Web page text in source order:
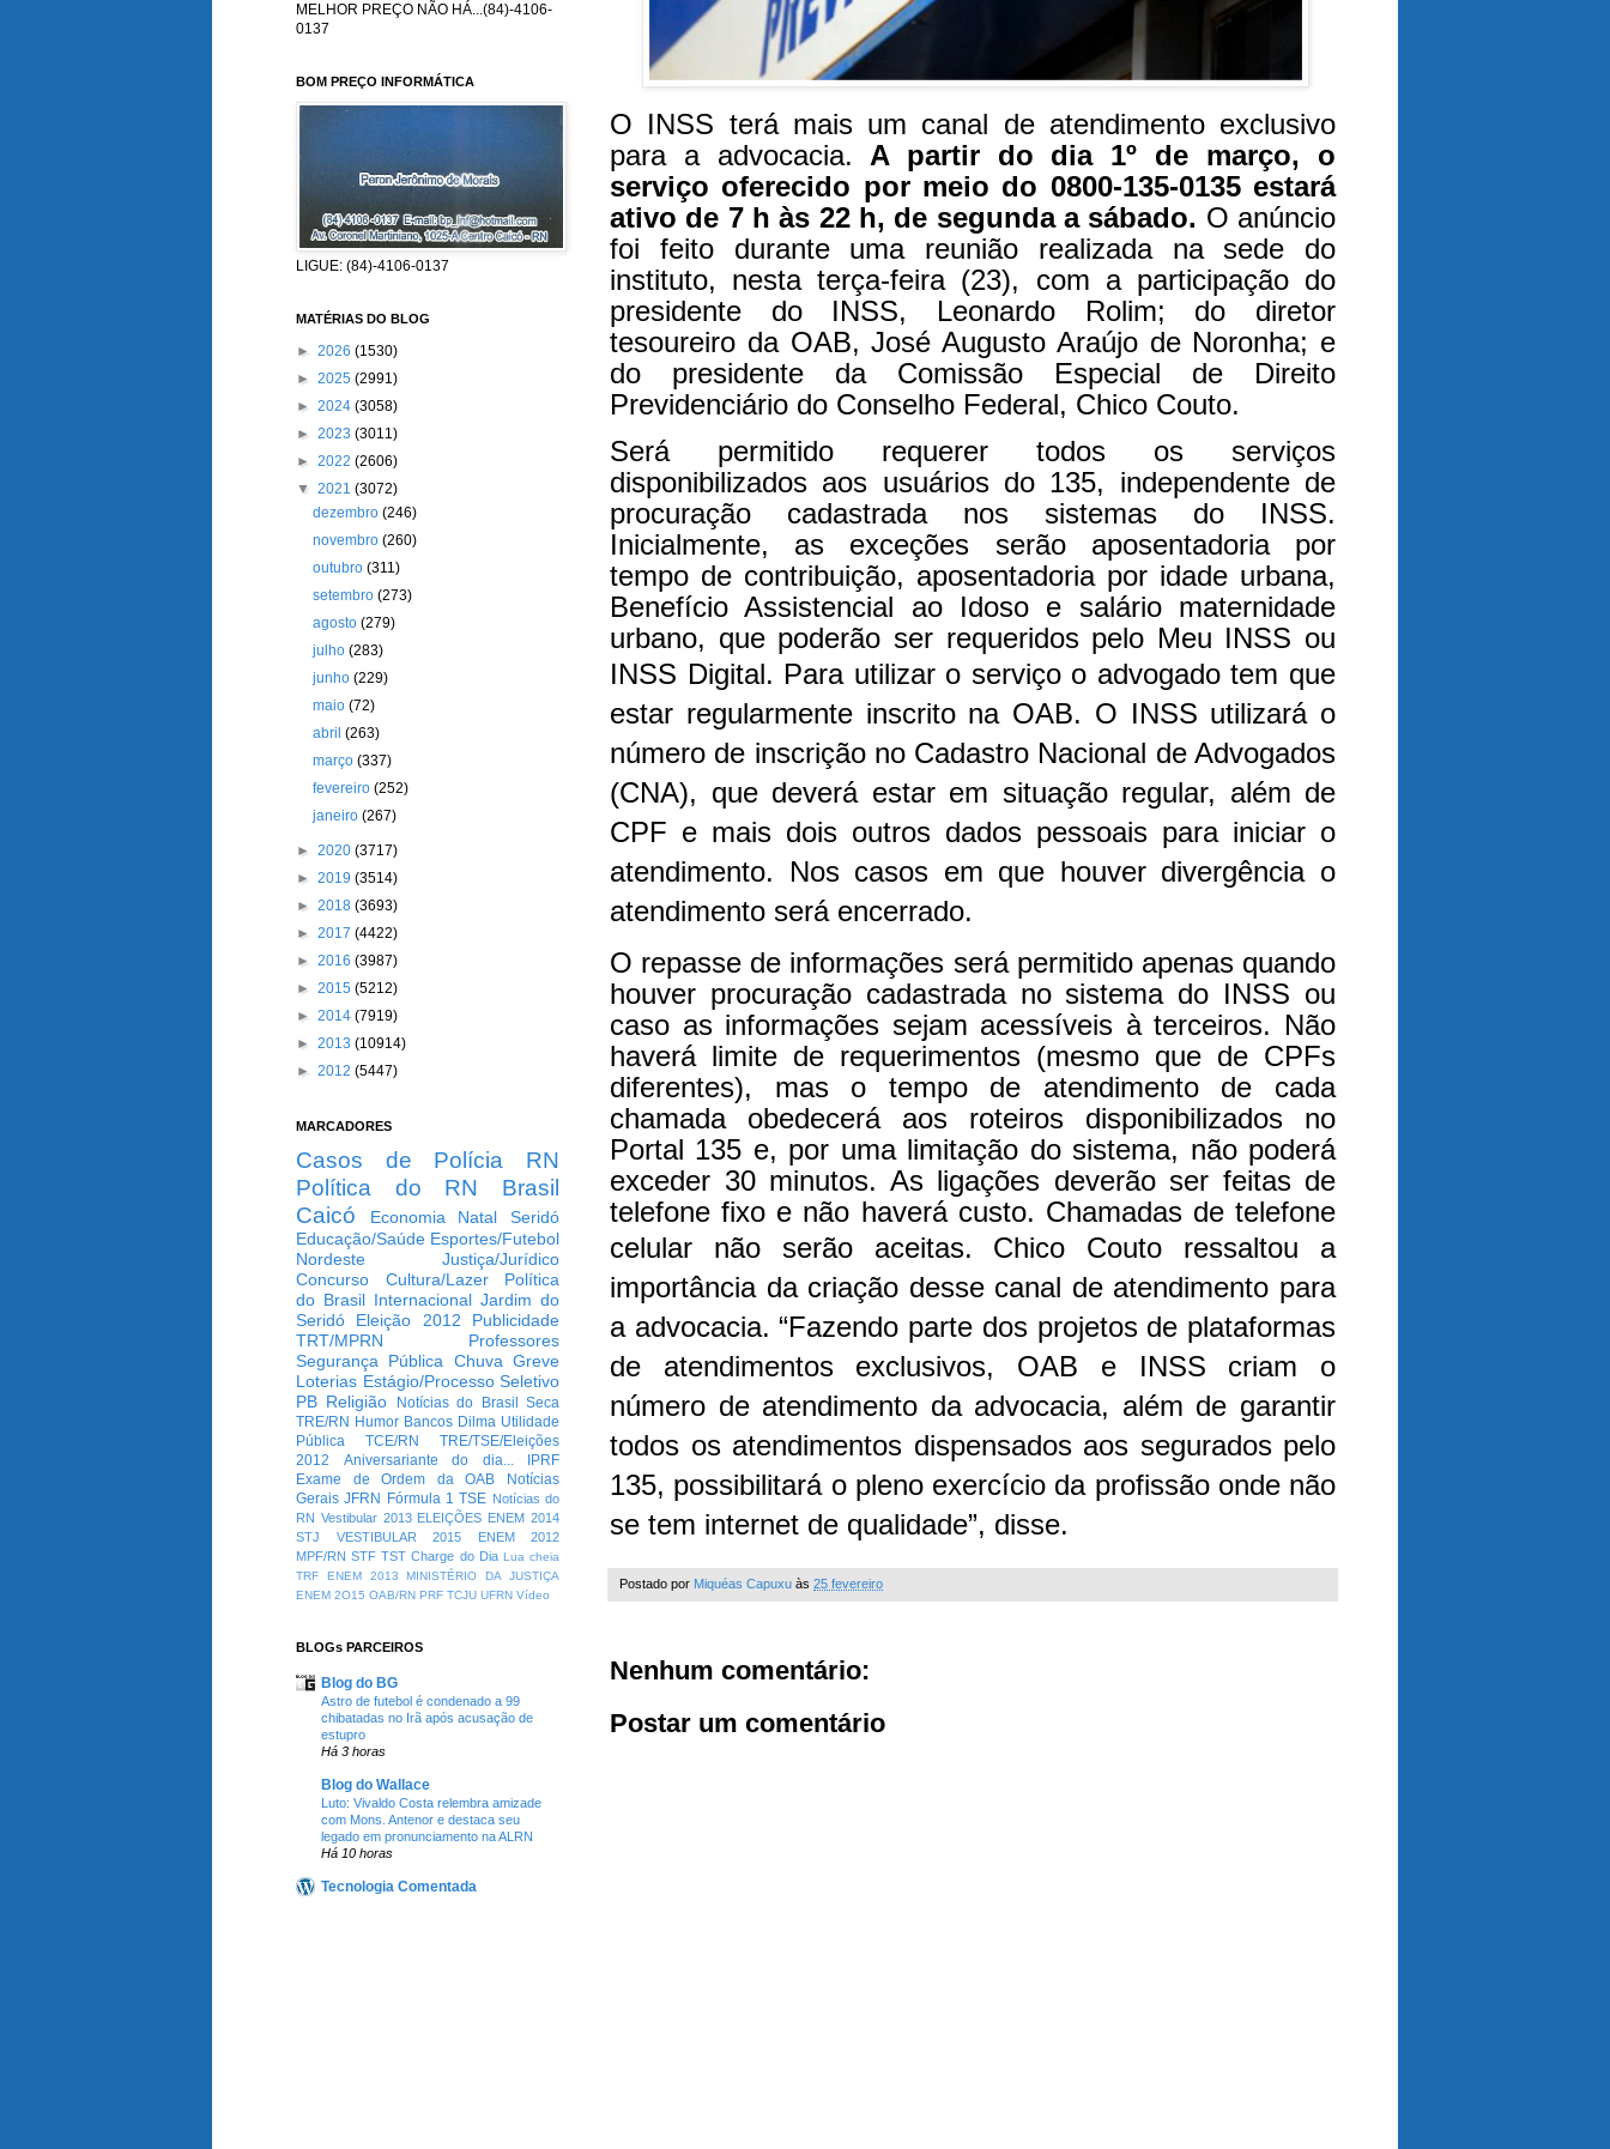
O INSS terá mais um canal de atendimento exclusivo
para a advocacia. A partir do dia 1º de março, o
serviço oferecido por meio do 0800-135-0135 estará
ativo de 7 h às 22 h, de segunda a sábado. O anúncio
foi feito durante uma reunião realizada na sede do
instituto, nesta terça-feira (23), com a participação do
presidente do INSS, Leonardo Rolim; do diretor
tesoureiro da OAB, José Augusto Araújo de Noronha; e
do presidente da Comissão Especial de Direito
Previdenciário do Conselho Federal, Chico Couto.
Será permitido requerer todos os serviços
disponibilizados aos usuários do 135, independente de
procuração cadastrada nos sistemas do INSS.
Inicialmente, as exceções serão aposentadoria por
tempo de contribuição, aposentadoria por idade urbana,
Benefício Assistencial ao Idoso e salário maternidade
urbano, que poderão ser requeridos pelo Meu INSS ou
INSS Digital. Para utilizar o serviço o advogado tem que
estar regularmente inscrito na OAB. O INSS utilizará o
número de inscrição no Cadastro Nacional de Advogados
(CNA), que deverá estar em situação regular, além de
CPF e mais dois outros dados pessoais para iniciar o
atendimento. Nos casos em que houver divergência o
atendimento será encerrado.
O repasse de informações será permitido apenas quando
houver procuração cadastrada no sistema do INSS ou
caso as informações sejam acessíveis à terceiros. Não
haverá limite de requerimentos (mesmo que de CPFs
diferentes), mas o tempo de atendimento de cada
chamada obedecerá aos roteiros disponibilizados no
Portal 135 e, por uma limitação do sistema, não poderá
exceder 30 minutos. As ligações deverão ser feitas de
telefone fixo e não haverá custo. Chamadas de telefone
celular não serão aceitas. Chico Couto ressaltou a
importância da criação desse canal de atendimento para
a advocacia. “Fazendo parte dos projetos de plataformas
de atendimentos exclusivos, OAB e INSS criam o
número de atendimento da advocacia, além de garantir
todos os atendimentos dispensados aos segurados pelo
135, possibilitará o pleno exercício da profissão onde não
se tem internet de qualidade”, disse.
Postado por Miquéas Capuxu às 25 fevereiro
Nenhum comentário:
Postar um comentário
MELHOR PREÇO NÃO HÁ...(84)-4106-
0137
BOM PREÇO INFORMÁTICA
LIGUE: (84)-4106-0137
MATÉRIAS DO BLOG
► 2026 (1530)
► 2025 (2991)
► 2024 (3058)
► 2023 (3011)
► 2022 (2606)
▼ 2021 (3072)
dezembro(246)
novembro(260)
outubro(311)
setembro(273)
agosto(279)
julho(283)
junho(229)
maio(72)
abril(263)
março(337)
fevereiro(252)
janeiro(267)
► 2020 (3717)
► 2019 (3514)
► 2018 (3693)
► 2017 (4422)
► 2016 (3987)
► 2015 (5212)
► 2014 (7919)
► 2013 (10914)
► 2012 (5447)
MARCADORES
Casos de Polícia
RN
Política do RN
Brasil
Caicó
Economia Natal
Seridó
Educação/Saúde Esportes/Futebol
Nordeste
Justiça/Jurídico
Concurso
Cultura/Lazer
Política
do Brasil Internacional Jardim do
Seridó
Eleição 2012
Publicidade
TRT/MPRN
Professores
Segurança Pública Chuva Greve
Loterias Estágio/Processo Seletivo
PB Religião Notícias do Brasil
Seca
TRE/RN Humor Bancos Dilma Utilidade
Pública
TCE/RN
TRE/TSE/Eleições
2012
Aniversariante do dia...
IPRF
Exame de Ordem da OAB
Notícias
Gerais JFRN Fórmula 1 TSE Notícias do
RN Vestibular 2013 ELEIÇÕES ENEM 2014
STJ
VESTIBULAR 2015
ENEM 2012
MPF/RN STF TST Charge do Dia Lua cheia
TRF
ENEM 2013
MINISTÉRIO DA JUSTIÇA
ENEM 2O15 OAB/RN PRF TCJU UFRN Vídeo
BLOGs PARCEIROS
Blog do BG
Astro de futebol é condenado a 99
chibatadas no Irã após acusação de
estupro
Há 3 horas
Blog do Wallace
Luto: Vivaldo Costa relembra amizade
com Mons. Antenor e destaca seu
legado em pronunciamento na ALRN
Há 10 horas
Tecnologia Comentada